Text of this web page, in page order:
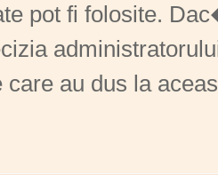
pot fi folosite.
care au dus la